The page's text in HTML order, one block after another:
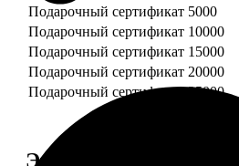
Подарочный сертификат 5000
Подарочный сертификат 10000
Подарочный сертификат 15000
Подарочный сертификат 20000
Подарочный сертификат 25000
Этапы работы